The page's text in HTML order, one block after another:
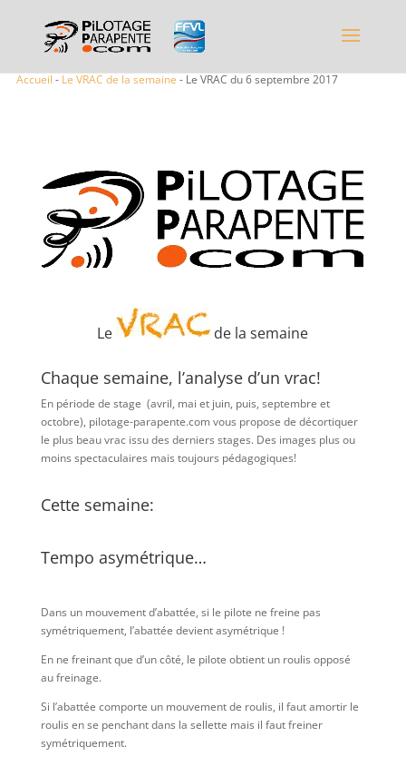
Accueil - Le VRAC de la semaine - Le VRAC du 6 septembre 2017
Le de la semaine
Chaque semaine, l’analyse d’un vrac!
En période de stage (avril, mai et juin, puis, septembre et
octobre), pilotage-parapente.com vous propose de décortiquer
le plus beau vrac issu des derniers stages. Des images plus ou
moins spectaculaires mais toujours pédagogiques!
Cette semaine:
Tempo asymétrique…
Dans un mouvement d’abattée, si le pilote ne freine pas
symétriquement, l’abattée devient asymétrique !
En ne freinant que d’un côté, le pilote obtient un roulis opposé
au freinage.
Si l’abattée comporte un mouvement de roulis, il faut amortir le
roulis en se penchant dans la sellette mais il faut freiner
symétriquement.